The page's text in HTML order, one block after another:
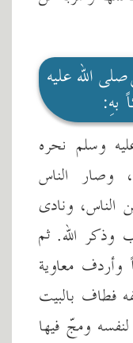
الله عليه
بهِ:
وسلم نحره
وصار الناس
الناس، ونادى
وذكر الله. ثم
وأردف معاوية
فطاف بالبيت
ومجّ فيها